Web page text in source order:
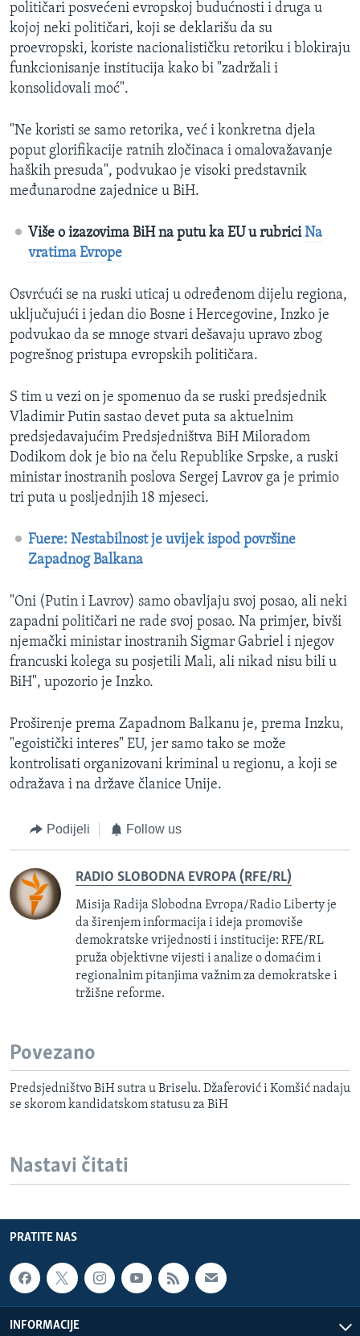
političari posvećeni evropskoj budućnosti i druga u
kojoj neki političari, koji se deklarišu da su
proevropski, koriste nacionalističku retoriku i blokiraju
funkcionisanje institucija kako bi "zadržali i
konsolidovali moć".
"Ne koristi se samo retorika, već i konkretna djela
poput glorifikacije ratnih zločinaca i omalovažavanje
haških presuda", podvukao je visoki predstavnik
međunarodne zajednice u BiH.
Više o izazovima BiH na putu ka EU u rubrici Na
vratima Evrope
Osvrćući se na ruski uticaj u određenom dijelu regiona,
uključujući i jedan dio Bosne i Hercegovine, Inzko je
podvukao da se mnoge stvari dešavaju upravo zbog
pogrešnog pristupa evropskih političara.
S tim u vezi on je spomenuo da se ruski predsjednik
Vladimir Putin sastao devet puta sa aktuelnim
predsjedavajućim Predsjedništva BiH Miloradom
Dodikom dok je bio na čelu Republike Srpske, a ruski
ministar inostranih poslova Sergej Lavrov ga je primio
tri puta u posljednjih 18 mjeseci.
Fuere: Nestabilnost je uvijek ispod površine
Zapadnog Balkana
"Oni (Putin i Lavrov) samo obavljaju svoj posao, ali neki
zapadni političari ne rade svoj posao. Na primjer, bivši
njemački ministar inostranih Sigmar Gabriel i njegov
francuski kolega su posjetili Mali, ali nikad nisu bili u
BiH", upozorio je Inzko.
Proširenje prema Zapadnom Balkanu je, prema Inzku,
"egoistički interes" EU, jer samo tako se može
kontrolisati organizovani kriminal u regionu, a koji se
odražava i na države članice Unije.
Podijeli Follow us
RADIO SLOBODNA EVROPA (RFE/RL)
Misija Radija Slobodna Evropa/Radio Liberty je
da širenjem informacija i ideja promoviše
demokratske vrijednosti i institucije: RFE/RL
pruža objektivne vijesti i analize o domaćim i
regionalnim pitanjima važnim za demokratske i
tržišne reforme.
Povezano
Predsjedništvo BiH sutra u Briselu. Džaferović i Komšić nadaju
se skorom kandidatskom statusu za BiH
Nastavi čitati
PRATITE NAS
INFORMACIJE